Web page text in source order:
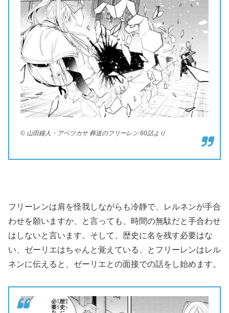
© 山田鐘人・アベツカサ 葬送のフリーレン 60話より
フリーレンは肩を怪我しながらも冷静で、レルネンが手合
わせを願いますか、と言っても、時間の無駄だと手合わせ
はしないと言います。そして、歴史に名を残す必要はな
い、ゼーリエはちゃんと覚えている、とフリーレンはレル
ネンに伝えると、ゼーリエとの面接での話をし始めます。